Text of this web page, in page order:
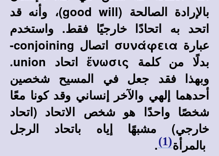
بالإرادة الصالحة (good will)، وأنه قد
اتحد به اتحادًا خارجيًا فقط. واستخدم
عبارة συνάφεια اتصال
conjoining
-
بدلًا من كلمة ἕνωσις اتحاد
union
.
وبهذا فقد جعل في المسيح شخصين
أحدهما إلهي والآخر إنساني وقد كونا معًا
شخصًا واحدًا هو شخص الاتحاد (اتحاد
خارجي) مشبهًا إياه باتحاد الرجل
بالمرأة(1)
.